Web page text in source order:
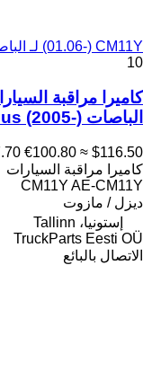
(01.06-) CM11Y لـ الباصات Volvo B7, B8, B9, B12 bus (2005-)
10
الباصات Volvo B7, B8, B9, B12 bus (2005-)
€100.80 ≈ $116.50
كاميرا مراقبة السيارات
CM11Y AE-CM11Y
ديزل / مازوت
إستونيا، Tallinn
TruckParts Eesti OÜ
الاتصال بالبائع